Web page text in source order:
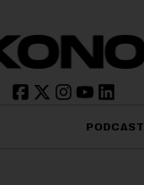
PODCAST